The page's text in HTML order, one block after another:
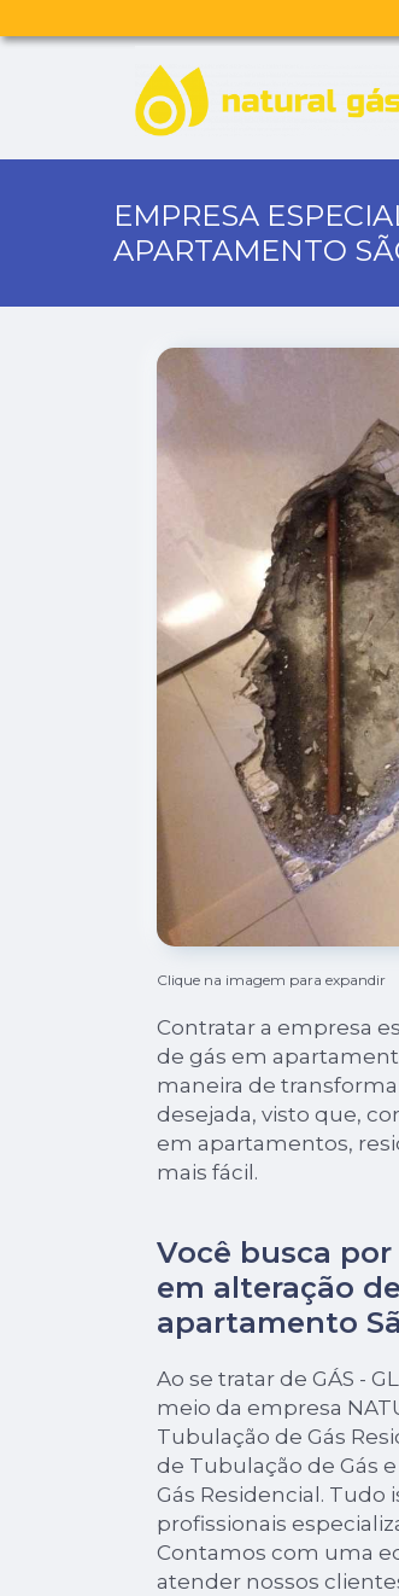
EMPRESA
APARTAMENTO
Clique na imagem para expandir
Contratar a empresa
de gás em
maneira de
desejada, visto que,
em apartamentos,
mais fácil.
Você busca
em alteração
apartamento
Ao se tratar de GÁS -
meio da empresa
Tubulação de Gás
de Tubulação de Gás
Gás Residencial. Tudo
profissionais
Contamos com uma
atender nossos